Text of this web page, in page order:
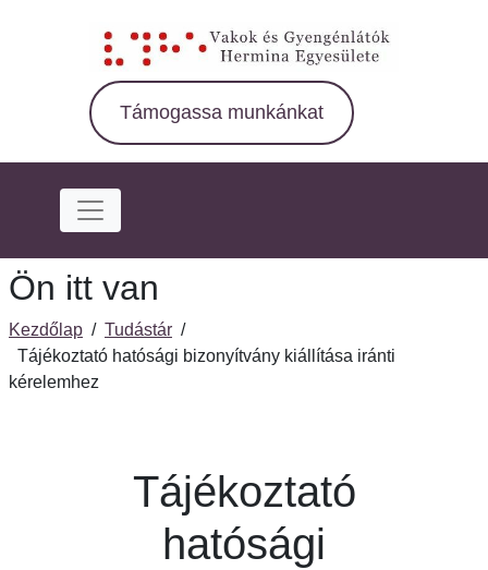
Támogassa munkánkat
Ön itt van
Kezdőlap / Tudástár /
Tájékoztató hatósági bizonyítvány kiállítása iránti
kérelemhez
Tájékoztató
hatósági